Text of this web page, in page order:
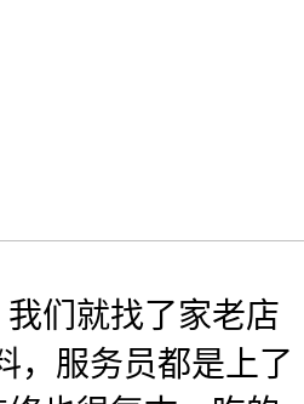
们就找了家老店
，服务员都是上了